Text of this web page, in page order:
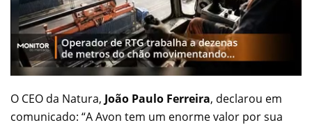
O CEO da Natura, João Paulo Ferreira, declarou em
comunicado: “A Avon tem um enorme valor por sua